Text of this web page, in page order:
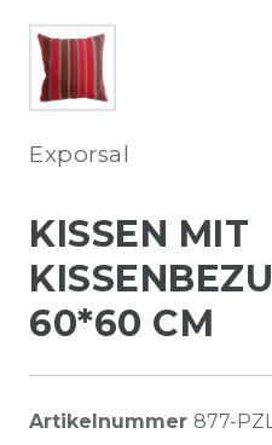
Exporsal
KISSEN MIT
60*60 CM
Artikelnummer 877-